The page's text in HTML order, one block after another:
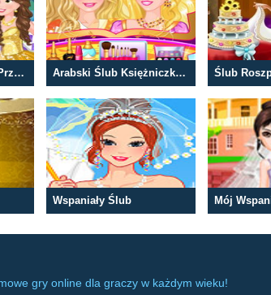
Roszpunka i Ślubne Przygotowania Arabski Ślub Księżniczki Disneya
Wspaniały Ślub Mój
gry online dla graczy w każdym wieku!